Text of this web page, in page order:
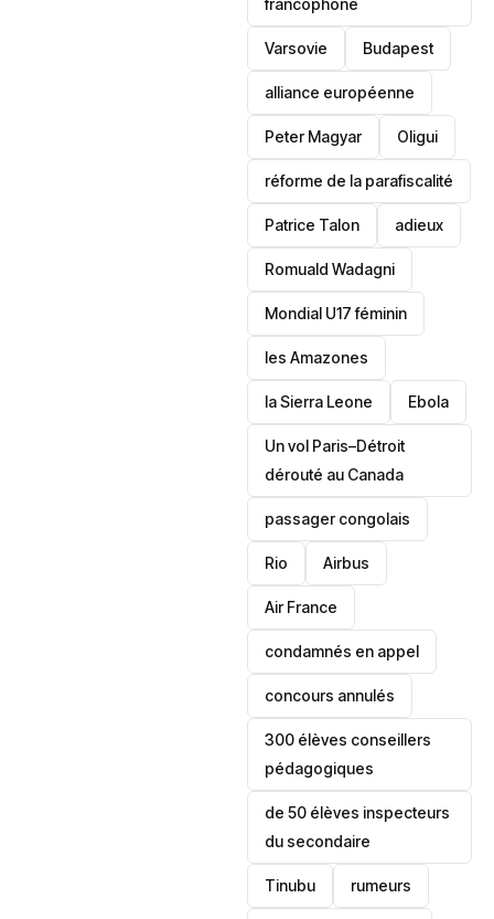
francophone
‎Varsovie Budapest
alliance européenne
Peter Magyar Oligui
réforme de la parafiscalité
Patrice Talon adieux
Romuald Wadagni
Mondial U17 féminin
les Amazones
la Sierra Leone ‎Ebola
Un vol Paris–Détroit
dérouté au Canada
passager congolais
Rio Airbus
Air France
condamnés en appel
concours annulés
300 élèves conseillers
pédagogiques
de 50 élèves inspecteurs
du secondaire
Tinubu rumeurs